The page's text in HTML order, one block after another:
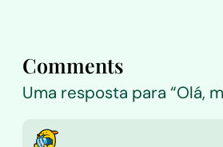
Comments
Uma resposta para “Olá,